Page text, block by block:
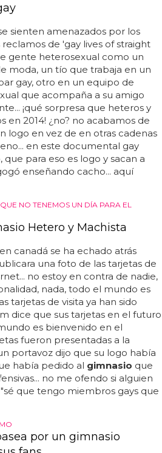
sienten amenazados por los
de 'gay lives of straight
gente heterosexual como un
moda, un tío que trabaja en un
gay, otro en un equipo de
que acompaña a su amigo
¡qué sorpresa que heteros y
en 2014! ¿no? no acabamos de
logo en vez de en otras cadenas
en este documental gay
para eso es logo y sacan a
enseñando cacho... aquí
NO TENEMOS UN DÍA PARA EL
Hetero y Machista
en canadá se ha echado atrás
una foto de las tarjetas de
no estoy en contra de nadie,
nada, todo el mundo es
tarjetas de visita ya han sido
dice que sus tarjetas en el futuro
es bienvenido en el
fueron presentadas a la
portavoz dijo que su logo había
había pedido al gimnasio que
no me ofendo si alguien
que tengo miembros gays que
por un gimnasio